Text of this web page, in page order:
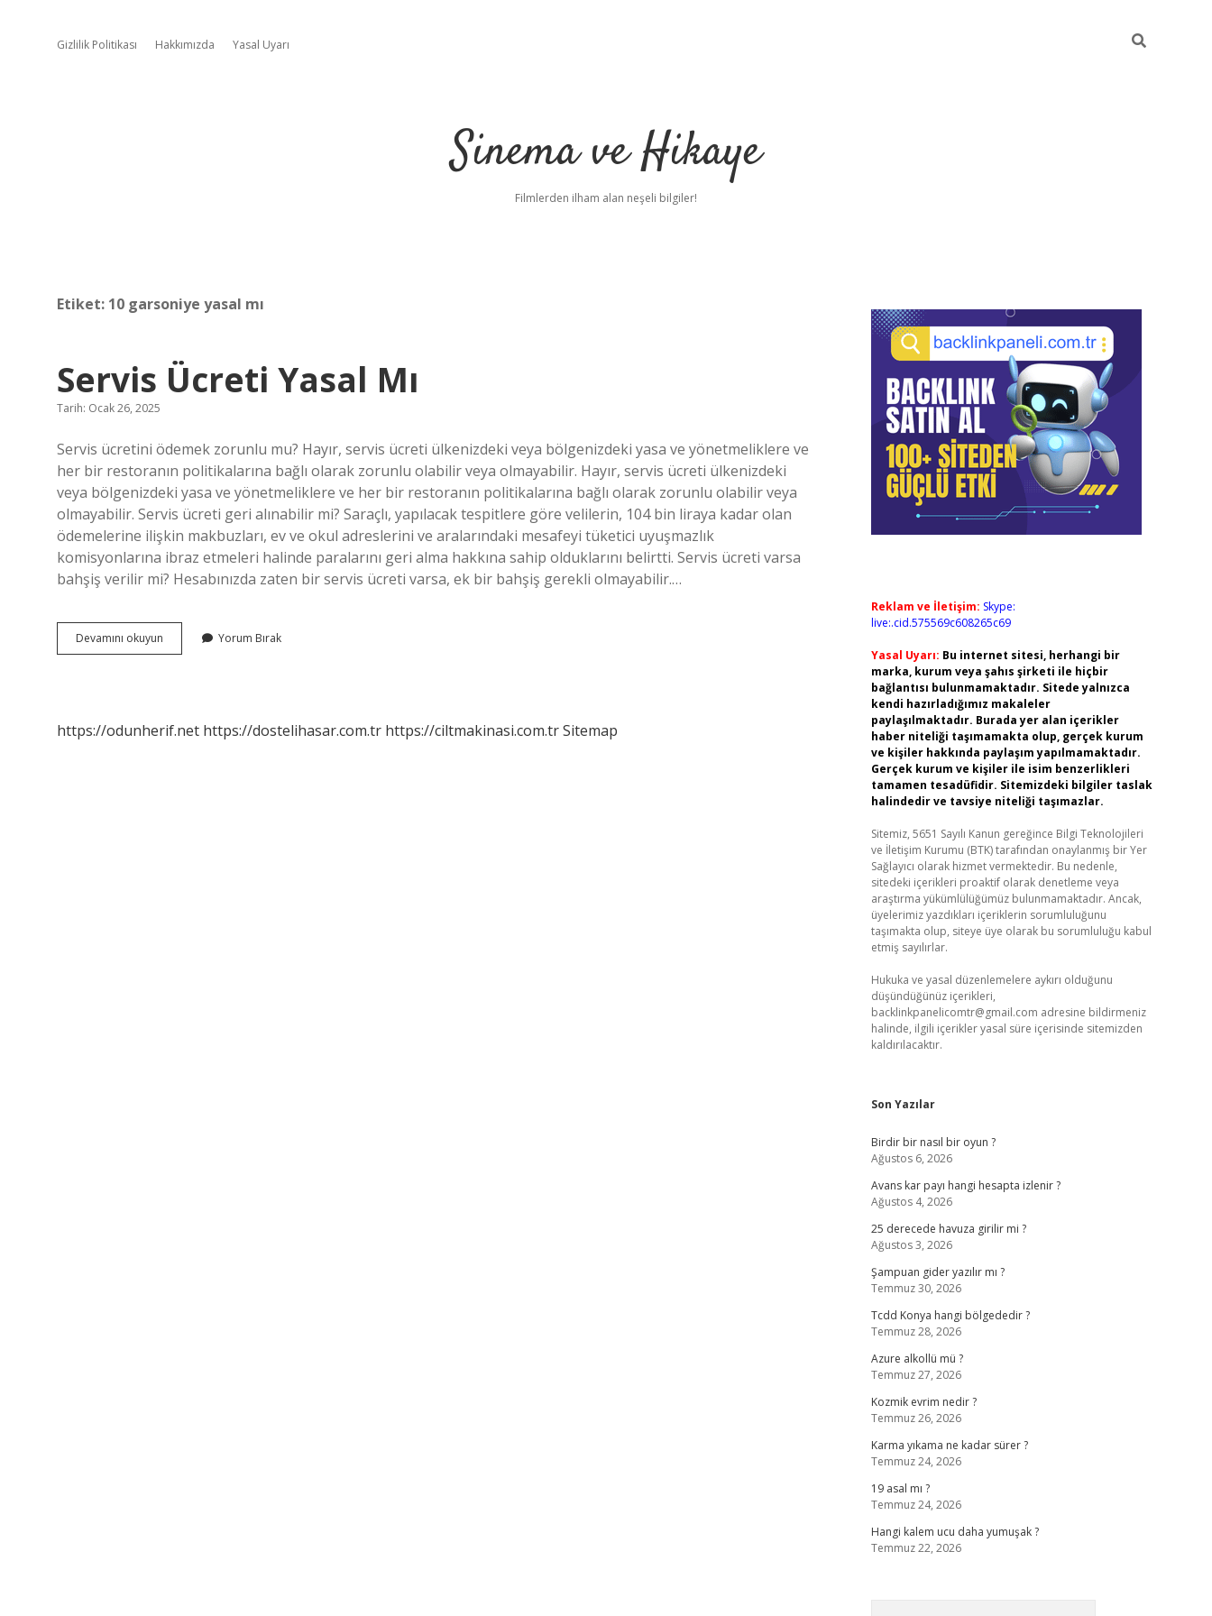
Gizlilik Politikası Hakkımızda Yasal Uyarı
Sinema ve Hikaye
Filmlerden ilham alan neşeli bilgiler!
Etiket: 10 garsoniye yasal mı
Servis Ücreti Yasal Mı
Tarih: Ocak 26, 2025
Servis ücretini ödemek zorunlu mu? Hayır, servis ücreti ülkenizdeki veya bölgenizdeki yasa ve yönetmeliklere ve
her bir restoranın politikalarına bağlı olarak zorunlu olabilir veya olmayabilir. Hayır, servis ücreti ülkenizdeki
veya bölgenizdeki yasa ve yönetmeliklere ve her bir restoranın politikalarına bağlı olarak zorunlu olabilir veya
olmayabilir. Servis ücreti geri alınabilir mi? Saraçlı, yapılacak tespitlere göre velilerin, 104 bin liraya kadar olan
ödemelerine ilişkin makbuzları, ev ve okul adreslerini ve aralarındaki mesafeyi tüketici uyuşmazlık
komisyonlarına ibraz etmeleri halinde paralarını geri alma hakkına sahip olduklarını belirtti. Servis ücreti varsa
bahşiş verilir mi? Hesabınızda zaten bir servis ücreti varsa, ek bir bahşiş gerekli olmayabilir.…
Devamını okuyun
Ücreti
Yorum Bırak
https://odunherif.net https://dostelihasar.com.tr https://ciltmakinasi.com.trSitemap
Sidebar
Reklam ve İletişim: Skype:
live:.cid.575569c608265c69
Yasal Uyarı: Bu internet sitesi, herhangi bir
marka, kurum veya şahıs şirketi ile hiçbir
bağlantısı bulunmamaktadır. Sitede yalnızca
kendi hazırladığımız makaleler
paylaşılmaktadır. Burada yer alan içerikler
haber niteliği taşımamakta olup, gerçek kurum
ve kişiler hakkında paylaşım yapılmamaktadır.
Gerçek kurum ve kişiler ile isim benzerlikleri
tamamen tesadüfidir. Sitemizdeki bilgiler taslak
halindedir ve tavsiye niteliği taşımazlar.
Sitemiz, 5651 Sayılı Kanun gereğince Bilgi Teknolojileri
ve İletişim Kurumu (BTK) tarafından onaylanmış bir Yer
Sağlayıcı olarak hizmet vermektedir. Bu nedenle,
sitedeki içerikleri proaktif olarak denetleme veya
araştırma yükümlülüğümüz bulunmamaktadır. Ancak,
üyelerimiz yazdıkları içeriklerin sorumluluğunu
taşımakta olup, siteye üye olarak bu sorumluluğu kabul
etmiş sayılırlar.
Hukuka ve yasal düzenlemelere aykırı olduğunu
düşündüğünüz içerikleri,
backlinkpanelicomtr@gmail.com adresine bildirmeniz
halinde, ilgili içerikler yasal süre içerisinde sitemizden
kaldırılacaktır.
Son Yazılar
Birdir bir nasıl bir oyun ?
Ağustos 6, 2026
Avans kar payı hangi hesapta izlenir ?
Ağustos 4, 2026
25 derecede havuza girilir mi ?
Ağustos 3, 2026
Şampuan gider yazılır mı ?
Temmuz 30, 2026
Tcdd Konya hangi bölgededir ?
Temmuz 28, 2026
Azure alkollü mü ?
Temmuz 27, 2026
Kozmik evrim nedir ?
Temmuz 26, 2026
Karma yıkama ne kadar sürer ?
Temmuz 24, 2026
19 asal mı ?
Temmuz 24, 2026
Hangi kalem ucu daha yumuşak ?
Temmuz 22, 2026